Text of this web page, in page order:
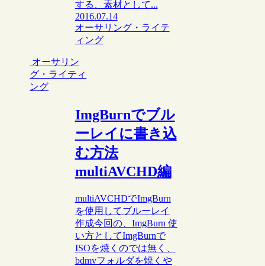
する、素材として...
2016.07.14
オーサリング・ライテ
ィング
オーサリン
グ・ライティ
ング
ImgBurnでブル
ーレイに書き込
む方法
multiAVCHD編
multiAVCHDでImgBurn
を使用してブルーレイ
作成今回の、ImgBurn 使
い方としてImgBurnで
ISOを焼くのでは無く、
bdmvフォルダを焼くや